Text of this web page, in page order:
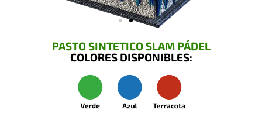
PASTO SINTETICO SLAM PÁDEL
COLORES DISPONIBLES: